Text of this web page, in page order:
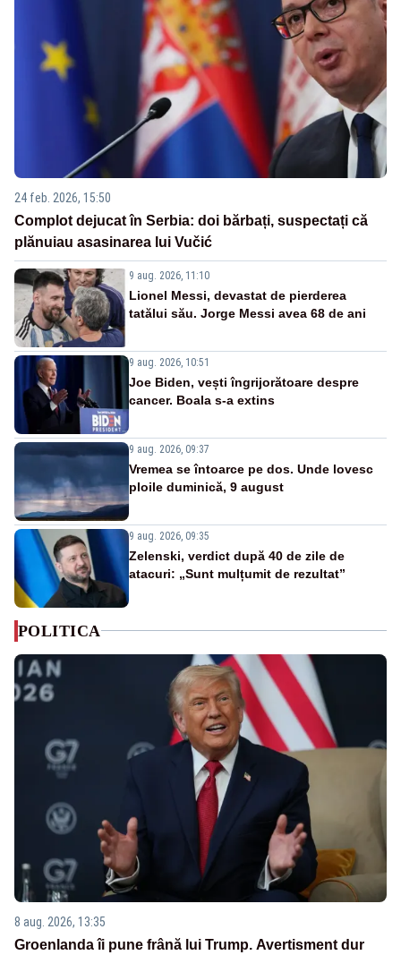
24 feb. 2026, 15:50
Complot dejucat în Serbia: doi bărbați, suspectați că
plănuiau asasinarea lui Vučić
9 aug. 2026, 11:10
Lionel Messi, devastat de pierderea
tatălui său. Jorge Messi avea 68 de ani
9 aug. 2026, 10:51
Joe Biden, vești îngrijorătoare despre
cancer. Boala s-a extins
9 aug. 2026, 09:37
Vremea se întoarce pe dos. Unde lovesc
ploile duminică, 9 august
9 aug. 2026, 09:35
Zelenski, verdict după 40 de zile de
atacuri: „Sunt mulțumit de rezultat”
POLITICA
8 aug. 2026, 13:35
Groenlanda îi pune frână lui Trump. Avertisment dur